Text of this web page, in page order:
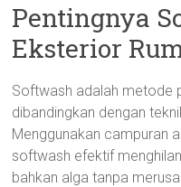
Pentingnya
Eksterior
Softwash adalah metode
dibandingkan dengan
Menggunakan campuran
softwash efektif
bahkan alga tanpa